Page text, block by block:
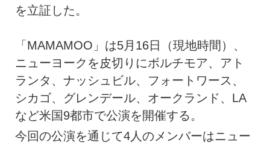
を立証した。
「MAMAMOO」は5月16日（現地時間）、
ニューヨークを皮切りにボルチモア、アト
ランタ、ナッシュビル、フォートワース、
シカゴ、グレンデール、オークランド、LA
など米国9都市で公演を開催する。
今回の公演を通じて4人のメンバーはニュー